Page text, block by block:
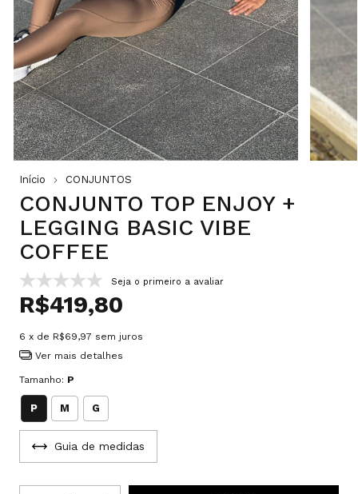
Início CONJUNTOS
CONJUNTO TOP ENJOY +
LEGGING BASIC VIBE
COFFEE
Seja o primeiro a avaliar
R$419,80
6 x de R$69,97 sem juros
Ver mais detalhes
Tamanho: P
P M G
Guia de medidas